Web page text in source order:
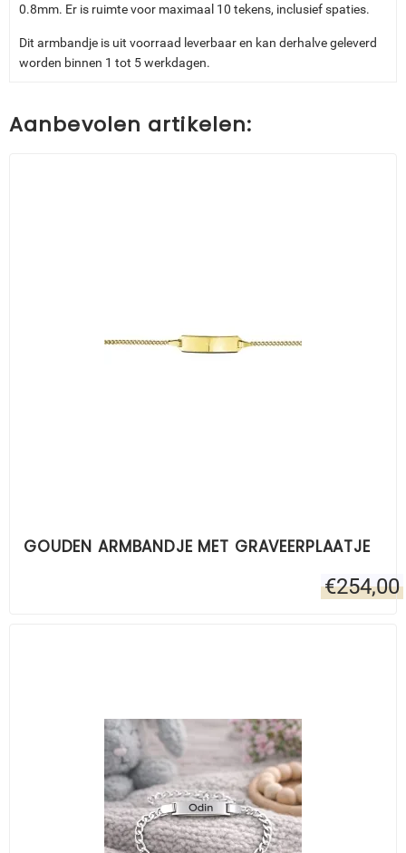
0.8mm. Er is ruimte voor maximaal 10 tekens, inclusief spaties.
Dit armbandje is uit voorraad leverbaar en kan derhalve geleverd
worden binnen 1 tot 5 werkdagen.
Aanbevolen artikelen:
GOUDEN ARMBANDJE MET GRAVEERPLAATJE
€254,00